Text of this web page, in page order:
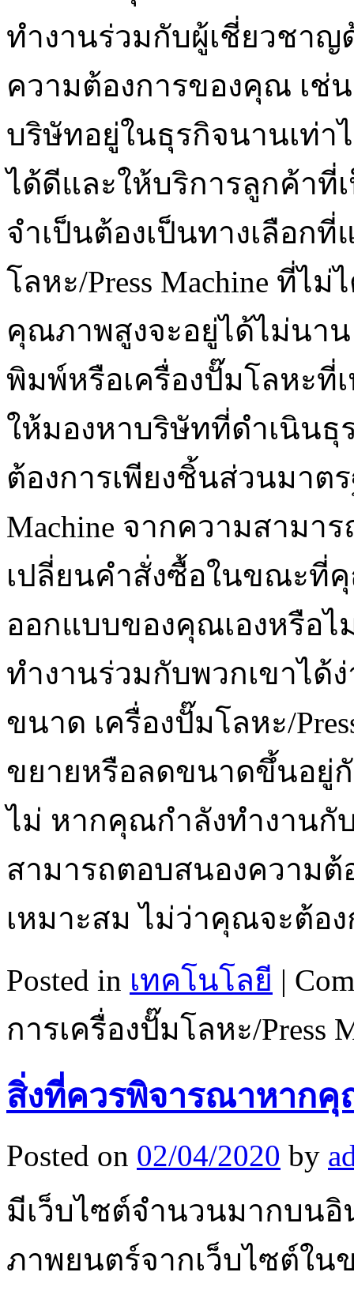
ทำงานร่วมกับผู้เชี่ยวชา
ความต้องการของคุณ เช่
บริษัทอยู่ในธุรกิจนานเท่า
ได้ดีและให้บริการลูกค้าที่
จำเป็นต้องเป็นทางเลือก
โลหะ/Press Machine ที่
คุณภาพสูงจะอยู่ได้ไม่นา
พิมพ์หรือเครื่องปั๊มโลหะ
ให้มองหาบริษัทที่ดำเนิน
ต้องการเพียงชิ้นส่วนมาตร
Machine จากความสามา
เปลี่ยนคำสั่งซื้อในขณะที่
ออกแบบของคุณเองหรือ
ทำงานร่วมกับพวกเขาได้
ขนาด เครื่องปั๊มโลหะ/
ขยายหรือลดขนาดขึ้นอยู่
ไม่ หากคุณกำลังทำงานกั
สามารถตอบสนองความ
เหมาะสม ไม่ว่าคุณจะต้อ
Posted in เทคโนโลยี |
การเครื่องปั๊มโลหะ/Press
สิ่งที่ควรพิจารณาหาก
Posted on 02/04/2020 by
มีเว็บไซต์จำนวนมากบนอิ
ภาพยนตร์จากเว็บไซต์ใ